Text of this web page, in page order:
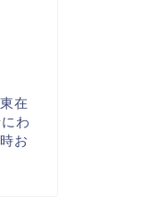
在
わ
お